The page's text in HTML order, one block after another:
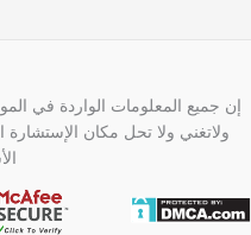
إن جميع المعلومات الواردة في
ولاتغني ولا تحل مكان